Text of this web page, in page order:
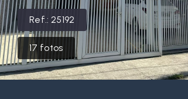
Ref.:25192
17 fotos